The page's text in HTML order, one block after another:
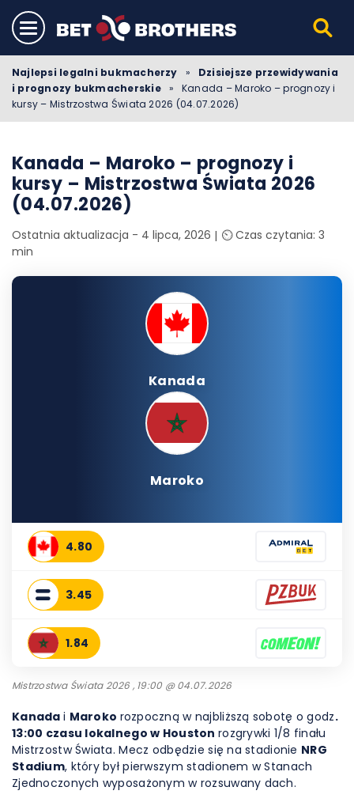
Najlepsi legalni bukmacherzy »
Dzisiejsze przewidywania
i prognozy bukmacherskie
»
Kanada – Maroko – prognozy i
kursy – Mistrzostwa Świata 2026 (04.07.2026)
Kanada – Maroko – prognozy i
kursy – Mistrzostwa Świata 2026
(04.07.2026)
Ostatnia aktualizacja - 4 lipca, 2026
⏲️ Czas czytania: 3
min
Kanada
Maroko
4.80
3.45
1.84
Mistrzostwa Świata 2026 , 19:00 @ 04.07.2026
Kanada i Maroko rozpoczną w najbliższą sobotę o godz.
13:00 czasu lokalnego w Houston rozgrywki 1/8 finału
Mistrzostw Świata. Mecz odbędzie się na stadionie NRG
Stadium, który był pierwszym stadionem w Stanach
Zjednoczonych wyposażonym w rozsuwany dach.